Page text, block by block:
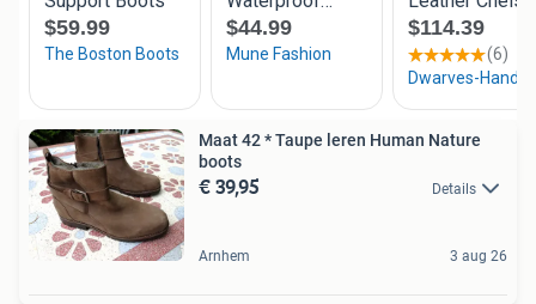
Maat 42 * Taupe leren Human Nature
boots
€ 39,95 Details
Arnhem 3 aug 26